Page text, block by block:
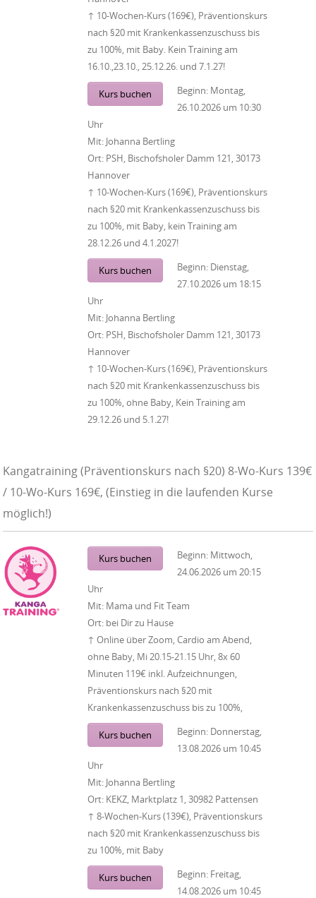
↑ 10-Wochen-Kurs (169€), Präventionskurs
nach §20 mit Krankenkassenzuschuss bis
zu 100%, mit Baby. Kein Training am
16.10.,23.10., 25.12.26. und 7.1.27!
Kurs buchen Beginn: Montag,
26.10.2026 um 10:30
Uhr
Mit: Johanna Bertling
Ort: PSH, Bischofsholer Damm 121, 30173
Hannover
↑ 10-Wochen-Kurs (169€), Präventionskurs
nach §20 mit Krankenkassenzuschuss bis
zu 100%, mit Baby, kein Training am
28.12.26 und 4.1.2027!
Kurs buchen Beginn: Dienstag,
27.10.2026 um 18:15
Uhr
Mit: Johanna Bertling
Ort: PSH, Bischofsholer Damm 121, 30173
Hannover
↑ 10-Wochen-Kurs (169€), Präventionskurs
nach §20 mit Krankenkassenzuschuss bis
zu 100%, ohne Baby, Kein Training am
29.12.26 und 5.1.27!
Kangatraining (Präventionskurs nach §20) 8-Wo-Kurs 139€
/ 10-Wo-Kurs 169€, (Einstieg in die laufenden Kurse
möglich!)
Kurs buchen Beginn: Mittwoch,
24.06.2026 um 20:15
Uhr
Mit: Mama und Fit Team
Ort: bei Dir zu Hause
↑ Online über Zoom, Cardio am Abend,
ohne Baby, Mi 20.15-21.15 Uhr, 8x 60
Minuten 119€ inkl. Aufzeichnungen,
Präventionskurs nach §20 mit
Krankenkassenzuschuss bis zu 100%,
Kurs buchen Beginn: Donnerstag,
13.08.2026 um 10:45
Uhr
Mit: Johanna Bertling
Ort: KEKZ, Marktplatz 1, 30982 Pattensen
↑ 8-Wochen-Kurs (139€), Präventionskurs
nach §20 mit Krankenkassenzuschuss bis
zu 100%, mit Baby
Kurs buchen Beginn: Freitag,
14.08.2026 um 10:45